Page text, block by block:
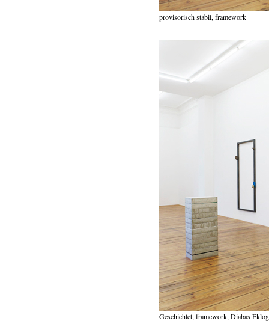
provisorisch stabil, framework
Geschichtet, framework, Diabas